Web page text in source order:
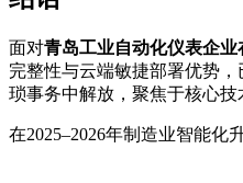
面对青岛工业自动化仪表企
完整性与云端敏捷部署优势
琐事务中解放，聚焦于核心技
在2025–2026年制造业智能化